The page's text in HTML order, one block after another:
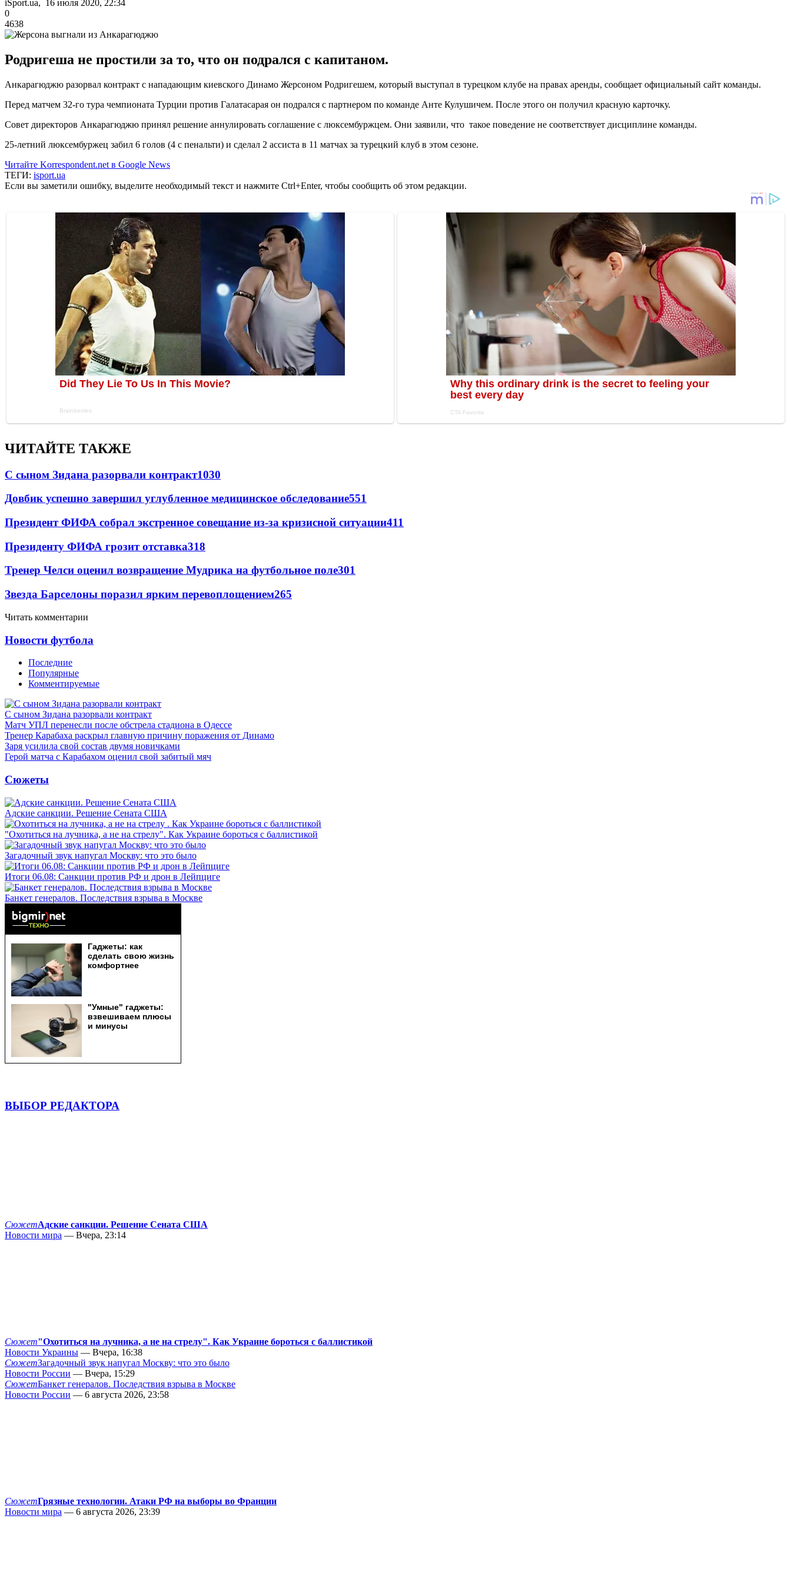
iSport.ua, 16 июля 2020, 22:34
0
4638
Родригеша не простили за то, что он подрался с капитаном.
Анкарагюджю разорвал контракт с нападающим киевского Динамо Жерсоном Родригешем, который выступал в турецком клубе на правах аренды, сообщает официальный сайт команды.
Перед матчем 32-го тура чемпионата Турции против Галатасарая он подрался с партнером по команде Анте Кулушичем. После этого он получил красную карточку.
Совет директоров Анкарагюджю принял решение аннулировать соглашение с люксембуржцем. Они заявили, что такое поведение не соответствует дисциплине команды.
25-летний люксембуржец забил 6 голов (4 с пенальти) и сделал 2 ассиста в 11 матчах за турецкий клуб в этом сезоне.
Читайте Korrespondent.net в Google News
ТЕГИ: isport.ua
Если вы заметили ошибку, выделите необходимый текст и нажмите Ctrl+Enter, чтобы сообщить об этом редакции.
ЧИТАЙТЕ ТАКЖЕ
С сыном Зидана разорвали контракт1030
Довбик успешно завершил углубленное медицинское обследование551
Президент ФИФА собрал экстренное совещание из-за кризисной ситуации411
Президенту ФИФА грозит отставка318
Тренер Челси оценил возвращение Мудрика на футбольное поле301
Звезда Барселоны поразил ярким перевоплощением265
Читать комментарии
Новости футбола
Последние
Популярные
Комментируемые
С сыном Зидана разорвали контракт
Матч УПЛ перенесли после обстрела стадиона в Одессе
Тренер Карабаха раскрыл главную причину поражения от Динамо
Заря усилила свой состав двумя новичками
Герой матча с Карабахом оценил свой забитый мяч
Сюжеты
Адские санкции. Решение Сената США
"Охотиться на лучника, а не на стрелу". Как Украине бороться с баллистикой
Загадочный звук напугал Москву: что это было
Итоги 06.08: Санкции против РФ и дрон в Лейпциге
Банкет генералов. Последствия взрыва в Москве
ВЫБОР РЕДАКТОРА
СюжетАдские санкции. Решение Сената США
Новости мира — Вчера, 23:14
Сюжет"Охотиться на лучника, а не на стрелу". Как Украине бороться с баллистикой
Новости Украины — Вчера, 16:38
СюжетЗагадочный звук напугал Москву: что это было
Новости России — Вчера, 15:29
СюжетБанкет генералов. Последствия взрыва в Москве
Новости России — 6 августа 2026, 23:58
СюжетГрязные технологии. Атаки РФ на выборы во Франции
Новости мира — 6 августа 2026, 23:39